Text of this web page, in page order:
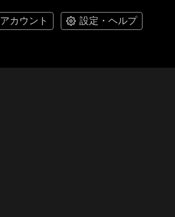
アカウント 設定・ヘルプ